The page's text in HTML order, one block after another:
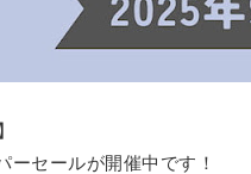
ーセールが開催中です！